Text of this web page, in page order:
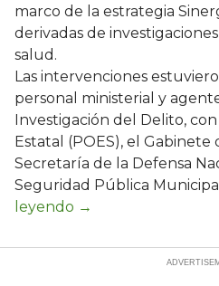
marco de la estrategia
derivadas de
salud.
Las intervenciones
personal ministerial y
Investigación del Delito,
Estatal (POES), el
Secretaría de la Defensa
Seguridad Pública